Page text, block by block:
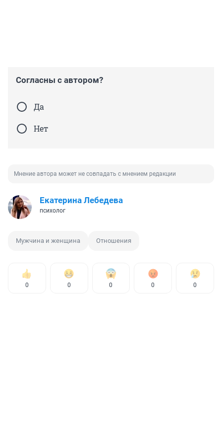
Согласны с автором?
Да
Нет
Мнение автора может не совпадать с мнением редакции
Екатерина Лебедева
психолог
Мужчина и женщина Отношения
0 0 0 0 0